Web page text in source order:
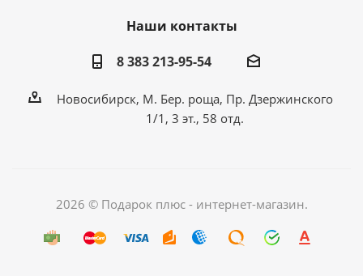
Наши контакты
8 383 213-95-54
Новосибирск, М. Бер. роща, Пр. Дзержинского
1/1, 3 эт., 58 отд.
2026 © Подарок плюс - интернет-магазин.